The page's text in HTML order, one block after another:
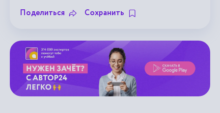
Поделиться Сохранить